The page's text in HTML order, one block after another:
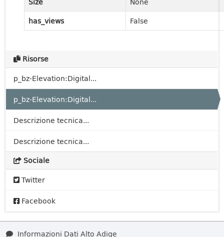
Risorse
p_bz-Elevation:Digital...
p_bz-Elevation:Digital...
Descrizione tecnica...
Descrizione tecnica...
Sociale
Twitter
Facebook
has_views
False
Informazioni Dati Alto Adige